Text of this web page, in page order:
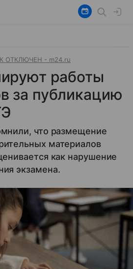
ОТКЛЮЧЕН - m24.ru
работы
за публикацию
что размещение
материалов
как нарушение
экзамена.